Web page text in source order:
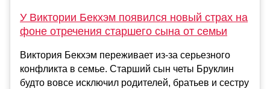
У Виктории Бекхэм появился новый страх на
фоне отречения старшего сына от семьи
Виктория Бекхэм переживает из-за серьезного
конфликта в семье. Старший сын четы Бруклин
будто вовсе исключил родителей, братьев и сестру